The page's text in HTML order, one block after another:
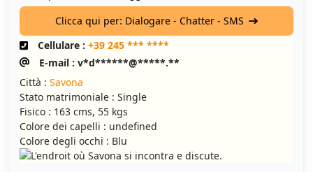
Clicca qui per: Dialogare - Chatter - SMS
Cellulare : +39 245 *** ****
E-mail : v*d******@*****.**
Città : Savona
Stato matrimoniale : Single
Fisico : 163 cms, 55 kgs
Colore dei capelli : undefined
Colore degli occhi : Blu